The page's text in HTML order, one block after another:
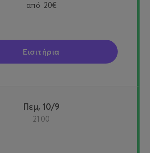
από 20€
Εισιτήρια
Πεμ, 10/9
21:00